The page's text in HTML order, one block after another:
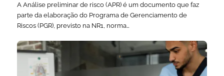
A Análise preliminar de risco (APR) é um documento que faz
parte da elaboração do Programa de Gerenciamento de
Riscos (PGR), previsto na NR1, norma…